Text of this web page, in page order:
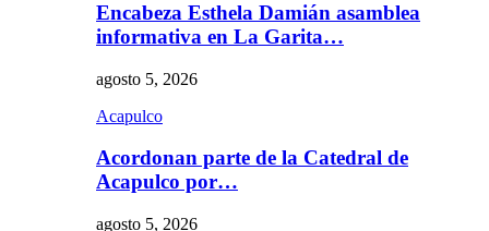
Encabeza Esthela Damián asamblea
informativa en La Garita…
agosto 5, 2026
Acapulco
Acordonan parte de la Catedral de
Acapulco por…
agosto 5, 2026